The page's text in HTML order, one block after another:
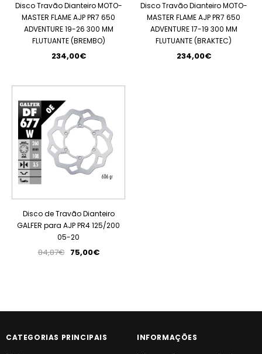
Disco Travão Dianteiro MOTO-
MASTER FLAME AJP PR7 650
ADVENTURE 19-26 300 MM
FLUTUANTE (BREMBO)
234,00€
Disco Travão Dianteiro MOTO-
MASTER FLAME AJP PR7 650
ADVENTURE 17-19 300 MM
FLUTUANTE (BRAKTEC)
234,00€
Disco de Travão Dianteiro
GALFER para AJP PR4 125/200
05-20
84,87€ 75,00€
CATEGORIAS PRINCIPAIS
INFORMAÇÕES